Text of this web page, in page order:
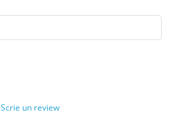
Scrie un review